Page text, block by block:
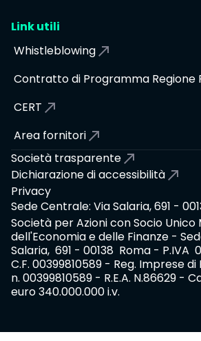
Link utili
Whistleblowing
Contratto di Programma Regione
CERT
Area fornitori
Società trasparente
Dichiarazione di accessibilità
Privacy
Sede Centrale: Via Salaria, 691 -
Società per Azioni con Socio Unico
dell'Economia e delle Finanze -
Salaria, 691 - 00138 Roma - P.IVA
C.F. 00399810589 - Reg. Imprese di
n. 00399810589 - R.E.A. N.86629 -
euro 340.000.000 i.v.